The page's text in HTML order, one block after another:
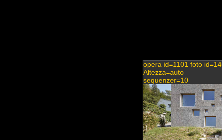
opera id=1101 foto
Altezza=auto
sequenzer=10